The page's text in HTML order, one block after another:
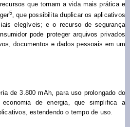
que tornam a vida mais prática e
5, que possibilita duplicar os aplicativos
elegíveis; e o recurso de segurança
pode proteger arquivos privados
documentos e dados pessoais em um
de 3.800 mAh, para uso prolongado do
de energia, que simplifica a
estendendo o tempo de uso.